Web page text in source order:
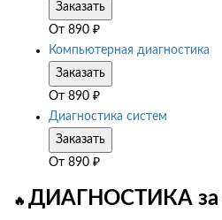
Заказать
От 890 ₽
Компьютерная диагностика
Заказать
От 890 ₽
Диагностика систем
Заказать
От 890 ₽
🔥 ДИАГНОСТИКА за